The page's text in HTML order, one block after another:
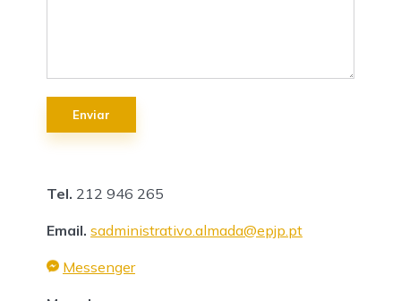
Tel. 212 946 265
Email. sadministrativo.almada@epjp.pt
Messenger